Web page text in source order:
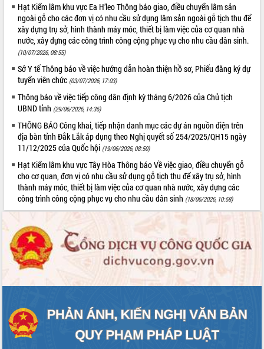
VIDEO
Khám bệnh, cấp phát thuốc miễn phí
và tặng quà người dân xã Cư Pui
Hội nghị UBND tỉnh Đắk Lắk thường kỳ
tháng 7/2026
Lễ truy tặng danh hiệu “Bà Mẹ Việt
UBND tỉnh Đắk Lắk triển khai nhiệm
vụ 6 tháng cuối năm 2026
Kỳ họp thứ Hai, Hội đồng nhân dân
ALBUM ẢNH
Hạt Kiểm lâm khu vực Ea H’leo Thông báo giao, điều chuyển lâm sản
ngoài gỗ cho các đơn vị có nhu cầu sử dụng lâm sản ngoài gỗ tịch thu để
xây dựng trụ sở, hình thành máy móc, thiết bị làm việc của cơ quan nhà
nước, xây dựng các công trình công cộng phục vụ cho nhu cầu dân sinh.
(10/07/2026, 08:55)
Sở Y tế Thông báo về việc hướng dẫn hoàn thiện hồ sơ, Phiếu đăng ký dự
tuyển viên chức (03/07/2026, 17:03)
Thông báo về việc tiếp công dân định kỳ tháng 6/2026 của Chủ tịch
UBND tỉnh (29/06/2026, 14:35)
THÔNG BÁO Công khai, tiếp nhận danh mục các dự án nguồn điện trên
địa bàn tỉnh Đắk Lắk áp dụng theo Nghị quyết số 254/2025/QH15 ngày
11/12/2025 của Quốc hội (19/06/2026, 08:50)
Hạt Kiểm lâm khu vực Tây Hòa Thông báo Về việc giao, điều chuyển gỗ
cho cơ quan, đơn vị có nhu cầu sử dụng gỗ tịch thu để xây trụ sở, hình
thành máy móc, thiết bị làm việc của cơ quan nhà nước, xây dựng các
công trình công cộng phục vụ cho nhu cầu dân sinh (18/06/2026, 10:58)